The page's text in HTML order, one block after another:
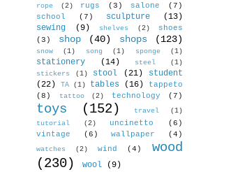
rope (2) rugs (3) salone
(7)
school
(7) sculpture
(13)
sewing
(9) shelves (2)
shoes
(3)
shop (40) shops (123)
snow (1) song (1) sponge (1)
stationery (14) steel
(1)
stickers
(1) stool (21)
student
(22)
TA (1) tables (16)
tappeto
(8)
tattoo (2) technology (7)
toys (152) travel
(1)
tutorial
(2) uncinetto
(6)
vintage
(6) wallpaper (4)
watches (2) wind (4)
wood
(230)
wool (9)